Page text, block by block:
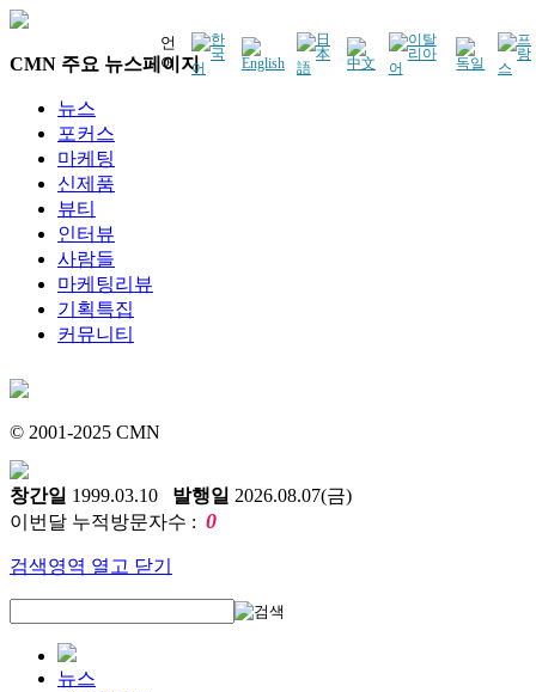
언
어
CMN 주요 뉴스페이지
뉴스
포커스
마케팅
신제품
뷰티
인터뷰
사람들
마케팅리뷰
기획특집
커뮤니티
© 2001-2025 CMN
창간일 1999.03.10 발행일 2026.08.07(금)
이번달 누적방문자수 : 0
검색영역 열고 닫기
뉴스